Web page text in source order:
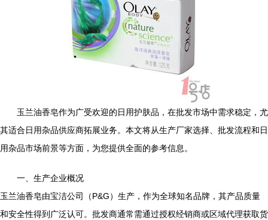
玉兰油香皂作为广受欢迎的日用护肤品，在批发市场中需求稳定，尤
其适合日用杂品供应商拓展业务。本文将从生产厂家选择、批发流程和日
用杂品市场前景等方面，为您提供全面的参考信息。
一、生产企业概况
玉兰油香皂由宝洁公司（P&G）生产，作为全球知名品牌，其产品质量
和安全性得到广泛认可。批发商通常需通过授权经销商或区域代理获取货